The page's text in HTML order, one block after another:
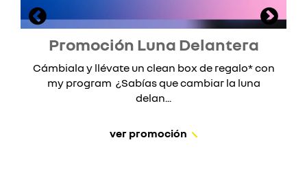
Promoción Luna Delantera
Cámbiala y llévate un clean box de regalo* con
my program ¿Sabías que cambiar la luna
delan...
ver promoción